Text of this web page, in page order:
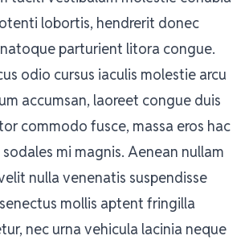
lobortis, hendrerit donec
parturient litora congue.
odio cursus iaculis molestie arcu
accumsan, laoreet congue duis
commodo fusce, massa eros hac
mi magnis. Aenean nullam
nulla venenatis suspendisse
mollis aptent fringilla
nec urna vehicula lacinia neque